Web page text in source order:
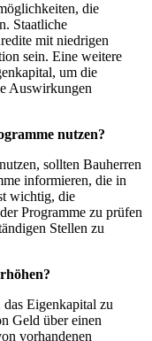
die
Staatliche
mit niedrigen
sein. Eine weitere
um die
Auswirkungen
nutzen?
sollten Bauherren
informieren, die in
wichtig, die
Programme zu prüfen
Stellen zu
Eigenkapital zu
Geld über einen
vorhandenen